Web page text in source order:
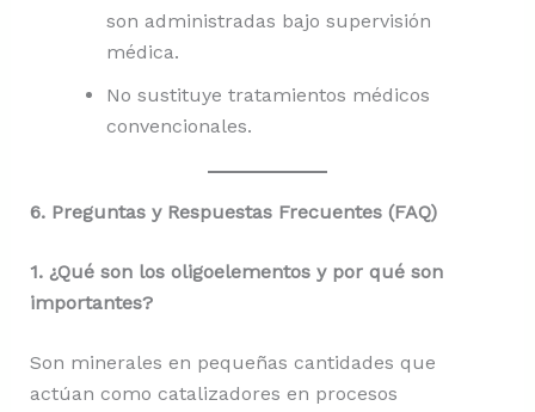
son administradas bajo supervisión
médica.
No sustituye tratamientos médicos
convencionales.
6. Preguntas y Respuestas Frecuentes (FAQ)
1. ¿Qué son los oligoelementos y por qué son
importantes?
Son minerales en pequeñas cantidades que
actúan como catalizadores en procesos